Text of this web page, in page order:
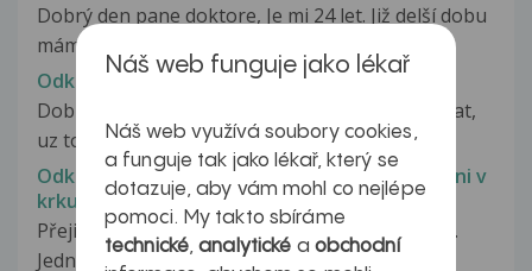
Dobrý den pane doktore, Je mi 24 let. Již delší dobu
mám problémy s odkapáváním...
Odkašlanie po najedeni..
Dobry den pani doktorka, chcel by som sa opytat,
uz to trva dost dlho neviem...
Odkašlávání, dráždění v krku, škrábání, lechtáni v
krku
Přeji Vám dobrý den. Prosím mám na Vás dotaz.
Jedná se o kašel spíše o odkašlávání...
Náš web funguje jako lékař
Náš web využívá soubory cookies,
a funguje tak jako lékař, který se
dotazuje, aby vám mohl co nejlépe
pomoci. My takto sbíráme
technické,analytické a obchodní